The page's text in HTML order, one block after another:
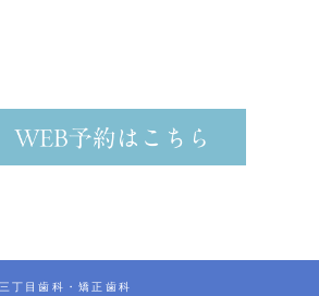
丁目歯科・矯正歯科